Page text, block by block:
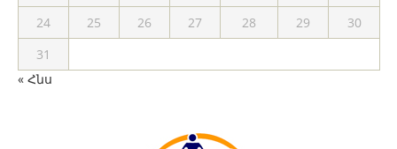
24
25 26 27 28 29
30
31
« Հնս